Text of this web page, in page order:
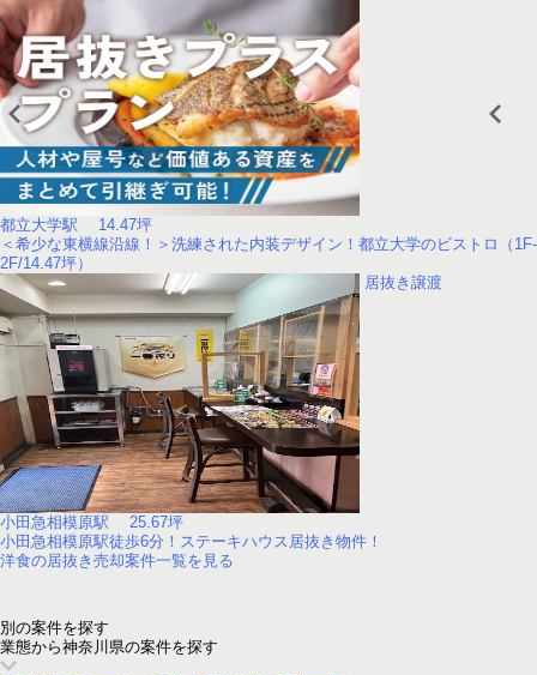
都立大学駅 14.47坪
＜希少な東横線沿線！＞洗練された内装デザイン！都立大学のビストロ（1F-
2F/14.47坪）
居抜き譲渡
小田急相模原駅 25.67坪
小田急相模原駅徒歩6分！ステーキハウス居抜き物件！
洋食の居抜き売却案件一覧を見る
別の案件を探す
業態から神奈川県の案件を探す